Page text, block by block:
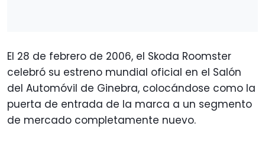
El 28 de febrero de 2006, el Skoda Roomster
celebró su estreno mundial oficial en el Salón
del Automóvil de Ginebra, colocándose como la
puerta de entrada de la marca a un segmento
de mercado completamente nuevo.